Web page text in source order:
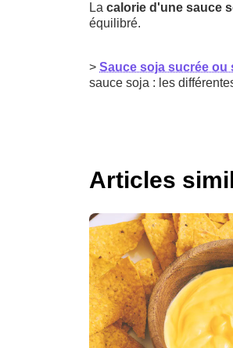
La calorie d'une sauce
équilibré.
> Sauce soja sucrée ou
sauce soja : les
Articles